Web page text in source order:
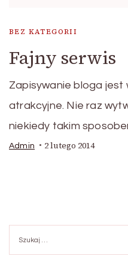
BEZ KATEGORII
Fajny serwis
Zapisywanie bloga jest
atrakcyjne. Nie raz
niekiedy takim
Admin 2 lutego 2014